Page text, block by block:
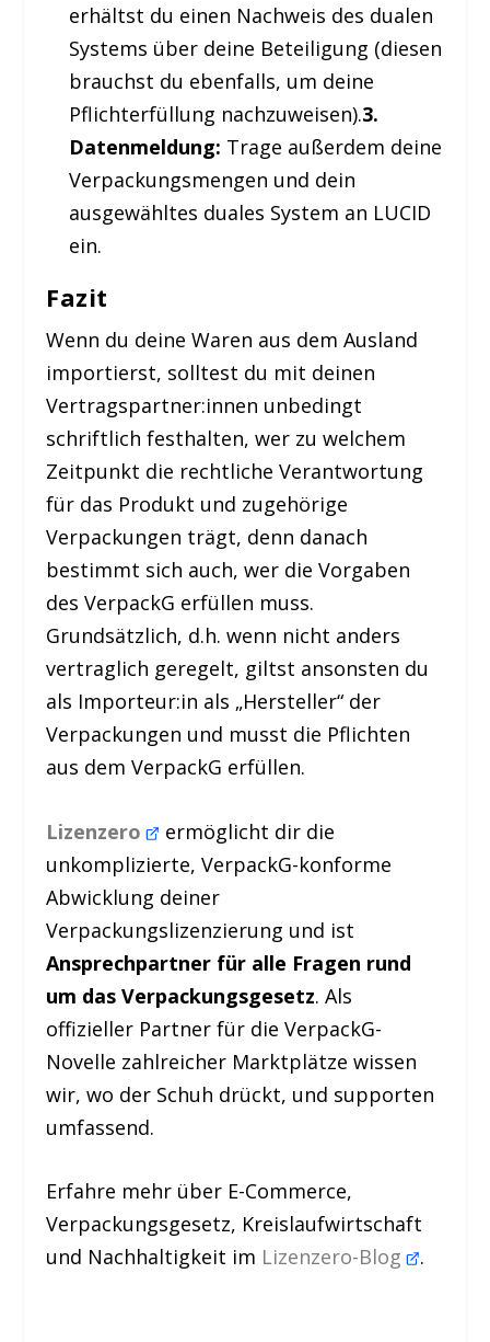
erhältst du einen Nachweis des dualen
Systems über deine Beteiligung (diesen
brauchst du ebenfalls, um deine
Pflichterfüllung nachzuweisen).3.
Datenmeldung: Trage außerdem deine
Verpackungsmengen und dein
ausgewähltes duales System an LUCID
ein.
Fazit
Wenn du deine Waren aus dem Ausland
importierst, solltest du mit deinen
Vertragspartner:innen unbedingt
schriftlich festhalten, wer zu welchem
Zeitpunkt die rechtliche Verantwortung
für das Produkt und zugehörige
Verpackungen trägt, denn danach
bestimmt sich auch, wer die Vorgaben
des VerpackG erfüllen muss.
Grundsätzlich, d.h. wenn nicht anders
vertraglich geregelt, giltst ansonsten du
als Importeur:in als „Hersteller“ der
Verpackungen und musst die Pflichten
aus dem VerpackG erfüllen.
Lizenzero
ermöglicht dir die
unkomplizierte, VerpackG-konforme
Abwicklung deiner
Verpackungslizenzierung und ist
Ansprechpartner für alle Fragen rund
um das Verpackungsgesetz. Als
offizieller Partner für die VerpackG-
Novelle zahlreicher Marktplätze wissen
wir, wo der Schuh drückt, und supporten
umfassend.
Erfahre mehr über E-Commerce,
Verpackungsgesetz, Kreislaufwirtschaft
und Nachhaltigkeit im Lizenzero-Blog .